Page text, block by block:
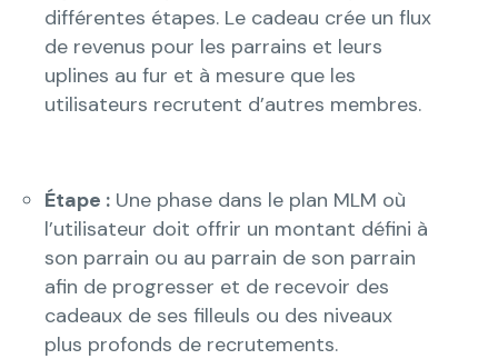
différentes étapes. Le cadeau crée un flux
de revenus pour les parrains et leurs
uplines au fur et à mesure que les
utilisateurs recrutent d’autres membres.
Étape : Une phase dans le plan MLM où
l’utilisateur doit offrir un montant défini à
son parrain ou au parrain de son parrain
afin de progresser et de recevoir des
cadeaux de ses filleuls ou des niveaux
plus profonds de recrutements.